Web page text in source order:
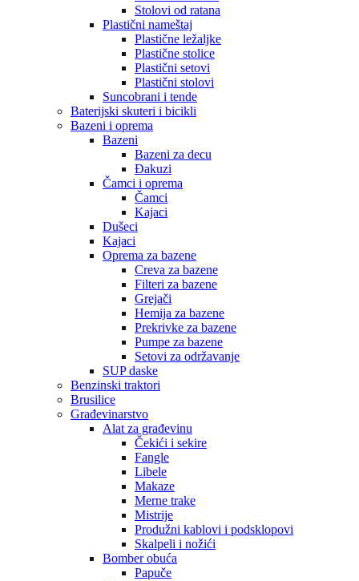
Stolovi od ratana
Plastični nameštaj
Plastične ležaljke
Plastične stolice
Plastični setovi
Plastični stolovi
Suncobrani i tende
Baterijski skuteri i bicikli
Bazeni i oprema
Bazeni
Bazeni za decu
Đakuzi
Čamci i oprema
Čamci
Kajaci
Dušeci
Kajaci
Oprema za bazene
Creva za bazene
Filteri za bazene
Grejači
Hemija za bazene
Prekrivke za bazene
Pumpe za bazene
Setovi za održavanje
SUP daske
Benzinski traktori
Brusilice
Građevinarstvo
Alat za građevinu
Čekići i sekire
Fangle
Libele
Makaze
Merne trake
Mistrije
Produžni kablovi i podsklopovi
Skalpeli i nožići
Bomber obuća
Papuče